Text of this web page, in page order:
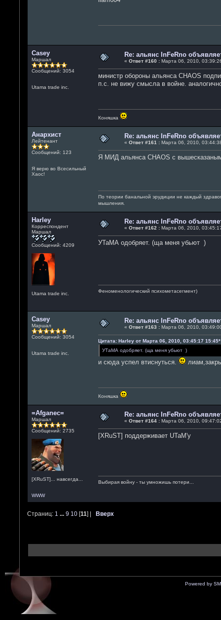
Casey
Маршал
Сообщений: 3054
Utama trade inc.
Re: альянс InFeRno
« Ответ #160 :Марта 06, 2010,
министр обороны альянса CHAOS
п.с. не вижу смысла в войне.
Коняшка
Анархист
Лейтенант
Сообщений: 123
Я верю во Всесильный
Хаос!
Re: альянс InFeRno
« Ответ #161 :Марта 06, 2010,
Я МИД альянса CHAOS с
По теории банальной эрудиции не каждый
мышления.
Harley
Корреспондент
Маршал
Сообщений: 4209
Utama trade inc.
Re: альянс InFeRno
« Ответ #162 :Марта 06, 2010,
УТаМА одобряет. (ща меня убьют )
Феноменологический психометасегмент)
Casey
Маршал
Сообщений: 3054
Utama trade inc.
Re: альянс InFeRno
« Ответ #163 :Марта 06, 2010,
Цитата: Harley от Марта 06, 2010, 03:45:17 15:45*
УТаМА одобряет. (ща меня убьют )
и сюда успел втиснуться.
Коняшка
=Afganec=
Маршал
Сообщений: 2735
[XRuST]... навсегда...
WWW
Re: альянс InFeRno
« Ответ #164 :Марта 06, 2010,
[XRuST] поддерживает UTaM'y
Выбирая войну - ты умножишь потери...
Страниц: 1 ... 9 10[11] | Вверх
Powered by